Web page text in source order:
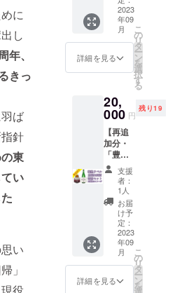
に
し
、
きっ
ば
針
東
い
い
」
ン：金
魚をか
たどっ
たねぷ
尾びれ
に学校
年記念
の旨を
表示 カ
ラー：
東奥義
塾カ
ラーの
紫基調
る情
報：画
像とし
て添
付。賞
ら20日
間で
す。
り。醸
造元の
三浦酒
造は、
社長と
が東奥
義塾の
です。
※20歳未
満の者
による
飲酒は
法令で
禁止さ
れてい
ます。
20歳未
満の方
はこの
リター
ンを選
森県を
代表す
る日本
酒の一
つ「田
酒」
創立150
周年を
祝う特
別なラ
ベルで
装飾し
てお届
けしま
す。720
ミリ
リット
ル入
り。醸
造元の
西田酒
造は、
営業部
2023
年09
月
詳細を見る
こ
の
リ
タ
ー
ン
を
選
択
す
る
20,
000 円
残り19
【再追
加分・
「豊
盃・義
塾ラベ
ル」
「田
酒・義
塾ラベ
ル」
セット
の購入
権利】
(好評に
より、
支援
者：
1人
お届
け予
定：
2023
年09
月
詳細を見る
こ
の
リ
タ
ー
ン
を